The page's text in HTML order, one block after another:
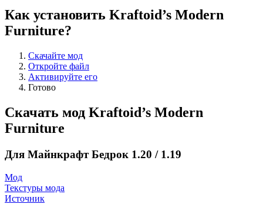
Как установить Kraftoid’s Modern
Furniture?
Скачайте мод
Откройте файл
Активируйте его
Готово
Скачать мод Kraftoid’s Modern
Furniture
Для Майнкрафт Бедрок 1.20 / 1.19
Мод
Текстуры мода
Источник